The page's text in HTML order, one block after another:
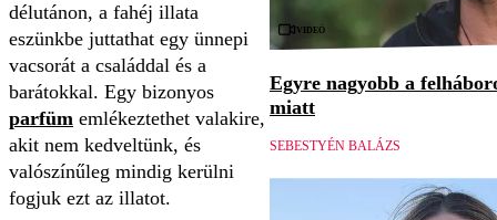
délutánon, a fahéj illata
eszünkbe juttathat egy ünnepi
vacsorát a családdal és a
barátokkal. Egy bizonyos
parfüm emlékeztethet valakire,
akit nem kedveltünk, és
valószínűleg mindig kerülni
fogjuk ezt az illatot.
Videó
Egyre nagyobb a
miatt
SEBESTYÉN BALÁZS